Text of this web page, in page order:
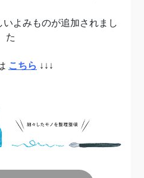
よみものが追加されまし
た
こちら ↓↓↓